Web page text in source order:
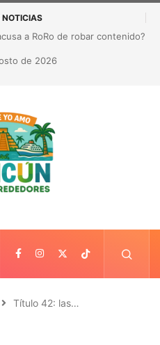
a RoRo de robar contenido?
las redes sociales
de 2026
Título 42: las…